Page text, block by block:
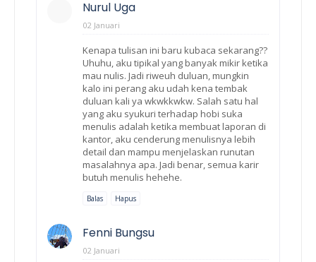
Nurul Uga
02 Januari
Kenapa tulisan ini baru kubaca sekarang??
Uhuhu, aku tipikal yang banyak mikir ketika
mau nulis. Jadi riweuh duluan, mungkin
kalo ini perang aku udah kena tembak
duluan kali ya wkwkkwkw. Salah satu hal
yang aku syukuri terhadap hobi suka
menulis adalah ketika membuat laporan di
kantor, aku cenderung menulisnya lebih
detail dan mampu menjelaskan runutan
masalahnya apa. Jadi benar, semua karir
butuh menulis hehehe.
Balas Hapus
Fenni Bungsu
02 Januari